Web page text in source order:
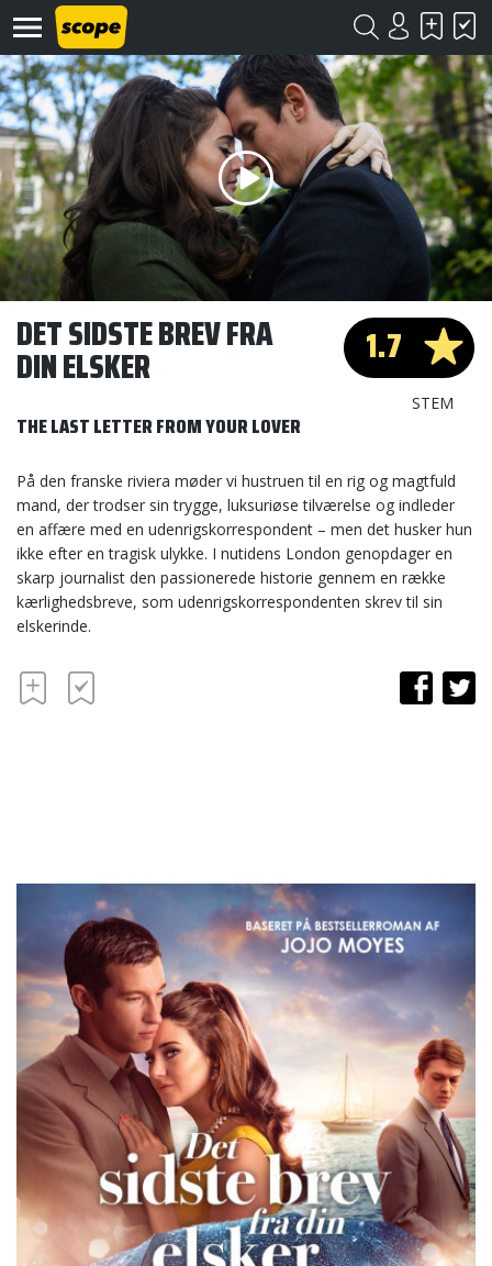
Om
Scope
©
Scope
1.7
STEM
DET SIDSTE BREV FRA
DIN ELSKER
THE LAST LETTER FROM YOUR LOVER
På den franske riviera møder vi hustruen til en rig og magtfuld
mand, der trodser sin trygge, luksuriøse tilværelse og indleder
en affære med en udenrigskorrespondent – men det husker hun
ikke efter en tragisk ulykke. I nutidens London genopdager en
skarp journalist den passionerede historie gennem en række
kærlighedsbreve, som udenrigskorrespondenten skrev til sin
elskerinde.